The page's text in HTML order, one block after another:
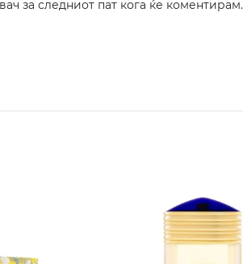
за следниот пат кога ќе коментирам.